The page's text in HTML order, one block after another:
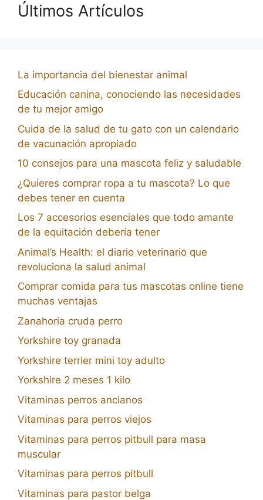
Últimos Artículos
La importancia del bienestar animal
Educación canina, conociendo las necesidades
de tu mejor amigo
Cuida de la salud de tu gato con un calendario
de vacunación apropiado
10 consejos para una mascota feliz y saludable
¿Quieres comprar ropa a tu mascota? Lo que
debes tener en cuenta
Los 7 accesorios esenciales que todo amante
de la equitación debería tener
Animal’s Health: el diario veterinario que
revoluciona la salud animal
Comprar comida para tus mascotas online tiene
muchas ventajas
Zanahoria cruda perro
Yorkshire toy granada
Yorkshire terrier mini toy adulto
Yorkshire 2 meses 1 kilo
Vitaminas perros ancianos
Vitaminas para perros viejos
Vitaminas para perros pitbull para masa
muscular
Vitaminas para perros pitbull
Vitaminas para pastor belga